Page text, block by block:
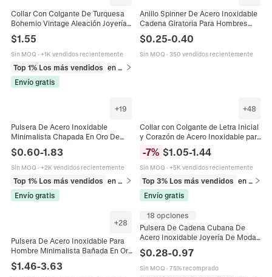
Collar Con Colgante De Turquesa
Bohemio Vintage Aleación Joyería
De Estilo Étnico Para Mujer
Accesorio De Cadena De Acero De
Titanio
$1.55
Sin MOQ · +1K vendidos recientemente
Top 1% Los más vendidos
en Collares
Envío gratis
Anillo Spinner De Acero Inoxidable
Cadena Giratoria Para Hombres
Mujeres Alivio Del Estrés Punk
Industrial Abrebotellas
$0.25-0.40
Sin MOQ · 350 vendidos recientemente
+19
Pulsera De Acero Inoxidable
Minimalista Chapada En Oro De
18K Cadena Para Mujeres Hombres
Unisex Joyeria De Moda Versatil
Regalo Ajustable Estilo Serpiente
$0.60-1.83
Sin MOQ · +2K vendidos recientemente
Top 1% Los más vendidos
en Pulseras
Envío gratis
+48
Collar con Colgante de Letra Inicial
y Corazón de Acero Inoxidable para
Mujer Cadena de Caja Joyería de
Moda Regalo
-7% $1.05-1.44
Sin MOQ · +5K vendidos recientemente
Top 3% Los más vendidos
en Collares
Envío gratis
+28
Pulsera De Acero Inoxidable Para
Hombre Minimalista Bañada En Oro
De 18K Cadena De Serpiente
Joyería De Moda
$1.46-3.63
18 opciones
Pulsera De Cadena Cubana De
Acero Inoxidable Joyería De Moda
Hip Hop Punk Minimalista Para
Hombre Y Mujer
$0.28-0.97
Sin MOQ · 75% recomprado